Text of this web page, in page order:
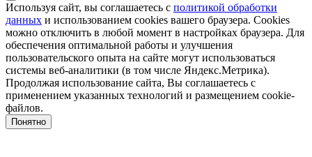
Используя сайт, вы соглашаетесь с политикой обработки
данных и использованием cookies вашего браузера. Cookies
можно отключить в любой момент в настройках браузера. Для
обеспечения оптимальной работы и улучшения
пользовательского опыта на сайте могут использоваться
системы веб-аналитики (в том числе Яндекс.Метрика).
Продолжая использование сайта, Вы соглашаетесь с
применением указанных технологий и размещением cookie-
файлов.
Понятно